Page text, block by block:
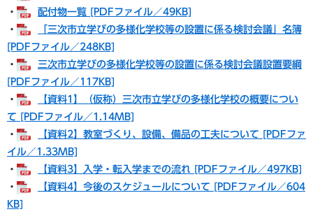
・
配付物一覧 [PDFファイル／49KB]
・
「三次市立学びの多様化学校等の設置に係る検討会議」名簿
[PDFファイル／248KB]
・
三次市立学びの多様化学校等の設置に係る検討会議設置要綱
[PDFファイル／117KB]
・
【資料1】（仮称）三次市立学びの多様化学校の概要につい
て [PDFファイル／1.14MB]
・
【資料2】教室づくり、設備、備品の工夫について [PDFファ
イル／1.33MB]
・
【資料3】入学・転入学までの流れ [PDFファイル／497KB]
・
【資料4】今後のスケジュールについて [PDFファイル／604
KB]